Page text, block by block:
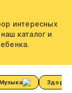
интересных
каталог и
Музыка